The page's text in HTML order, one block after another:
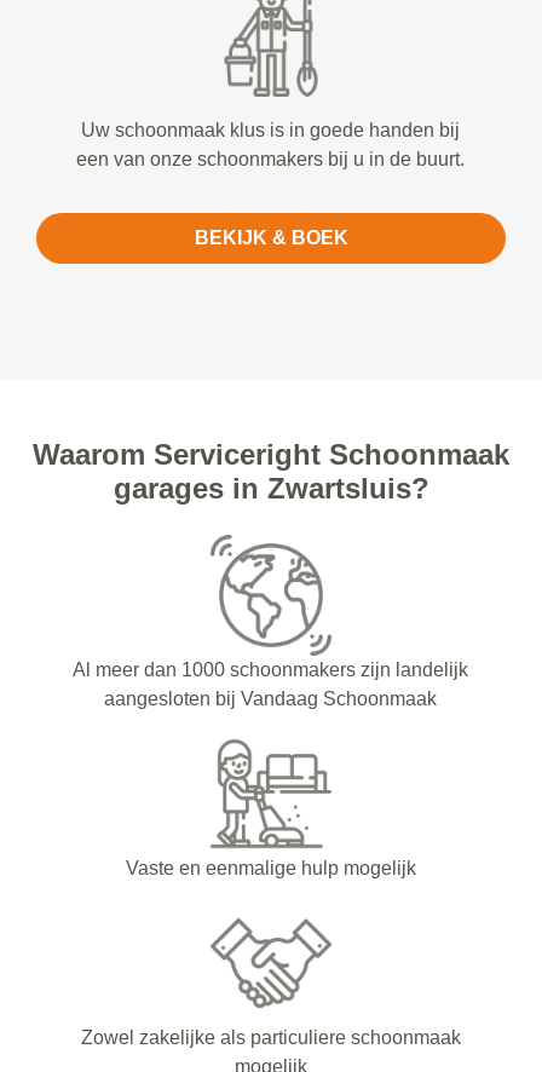
Uw schoonmaak klus is in goede handen bij
een van onze schoonmakers bij u in de buurt.
BEKIJK & BOEK
Waarom Serviceright Schoonmaak
garages in Zwartsluis?
Al meer dan 1000 schoonmakers zijn landelijk
aangesloten bij Vandaag Schoonmaak
Vaste en eenmalige hulp mogelijk
Zowel zakelijke als particuliere schoonmaak
mogelijk